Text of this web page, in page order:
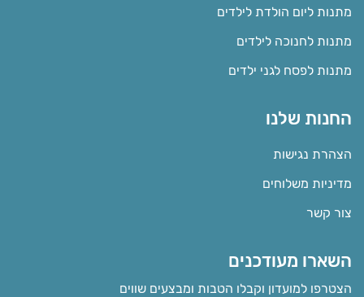
מתנות ליום הולדת לילדים
מתנות לחנוכה לילדים
מתנות לפסח לגני ילדים
החנות שלנו
הצהרת נגישות
מדיניות משלוחים
צור קשר
השארו מעודכנים
הצטרפו למועדון וקבלו הטבות ומבצעים שווים